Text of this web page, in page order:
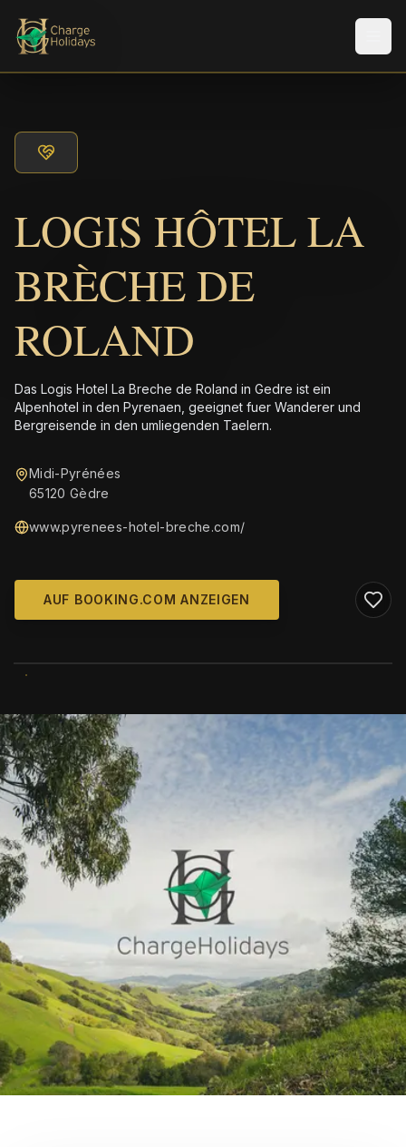
LOGIS HÔTEL LA
BRÈCHE DE
ROLAND
Das Logis Hotel La Breche de Roland in Gedre ist ein
Alpenhotel in den Pyrenaen, geeignet fuer Wanderer und
Bergreisende in den umliegenden Taelern.
Midi-Pyrénées
65120 Gèdre
www.pyrenees-hotel-breche.com/
AUF BOOKING.COM ANZEIGEN